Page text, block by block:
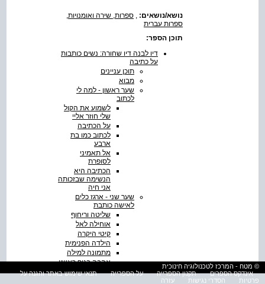
נושא/נושאים: ספרות, שירה ואומנויות
ספרות עברית
תוכן הספר:
דיו לבנה דיו שחורה: נשים כותבות
על כתיבה
תוכן עניינים
מבוא
שער ראשון - למה לי
לכתוב
לשמוע את הקול
שלי חוזר אליי
על הכתיבה
לכתוב כמו בת
ארבע
אל תאמיני
לסופרת
הכתיבה היא
הנשימה שבזכותה
אני חיה
שער שני - ארגז כלים
לאישה כותבת
שליטה וריחוף
אוחילה לאל
קיטי היקרה
הילדה הפנימית
מתמונה למילה
אהבה בגוף ראשון
החיים הסודיים
© מטח - המרכז לטכנולוגיה חינוכית
אינדקס הספרים
תקנון הספרייה על הספרייה
תנאי שימוש באתר והגנה על
פרטיות
הסדרי נגישות עזרה